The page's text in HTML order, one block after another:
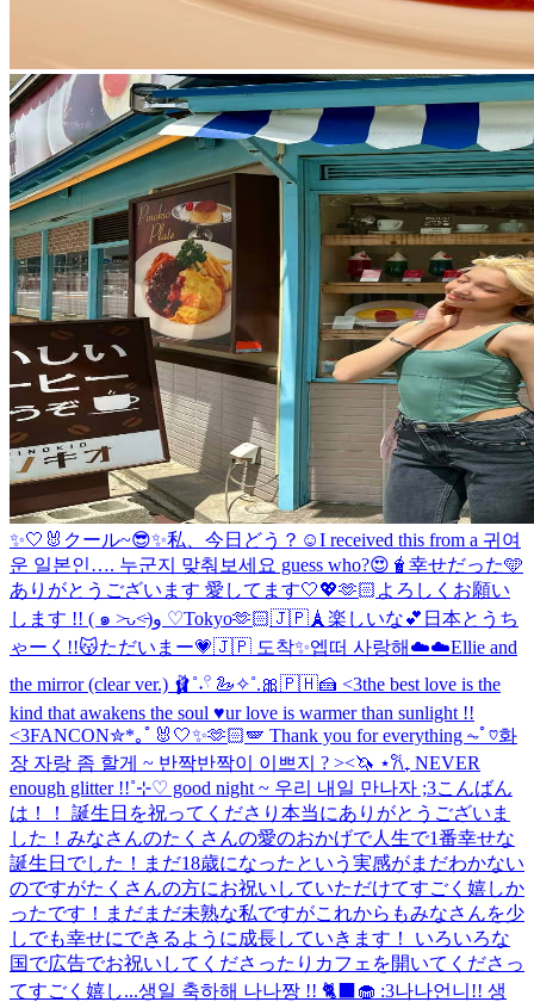
✨🤍🐰 クール~😎✨私、今日どう？☺️I received this from a 귀여
운 일본인…. 누군지 맞춰보세요 guess who?😍🧋 幸せだった🩵
ありがとうございます 愛してます🤍💖🫶🏻 よろしくお願い
します !! ( ๑ ˃̵ᴗ˂̵)و ♡Tokyo🫶🏻🇯🇵🗼 楽しいな💕 日本とうち
ゃーく!!😽ただいまー💗🇯🇵 도착✨엡떠 사랑해☁️☁️Ellie and
the mirror (clear ver.) 🩰˚˖𓍢 🦢✧˚.🎀🇵🇭🍰 <3the best love is the
kind that awakens the soul ♥︎ur love is warmer than sunlight !!
<3FANCON✮*｡ﾟ 🐰🤍✨🫶🏻🪽 Thank you for everything ⏦ﾟ♡︎화
장 자랑 좀 할게 ~ 반짝반짝이 이쁘지 ? ><🦄 ⋆𐙚₊ NEVER
enough glitter !!˚⊹♡ good night ~ 우리 내일 만나자 ;3こんばん
は！！ 誕生日を祝ってくださり本当にありがとうございま
した！みなさんのたくさんの愛のおかげで人生で1番幸せな
誕生日でした！まだ18歳になったという実感がまだわかない
のですがたくさんの方にお祝いしていただけてすごく嬉しか
ったです！まだまだ未熟な私ですがこれからもみなさんを少
しでも幸せにできるように成長していきます！ いろいろな
国で広告でお祝いしてくださったりカフェを開いてくださっ
てすごく嬉し...생일 축하해 나나짱 !! 🐈‍⬛🧁 :3나나언니!! 생